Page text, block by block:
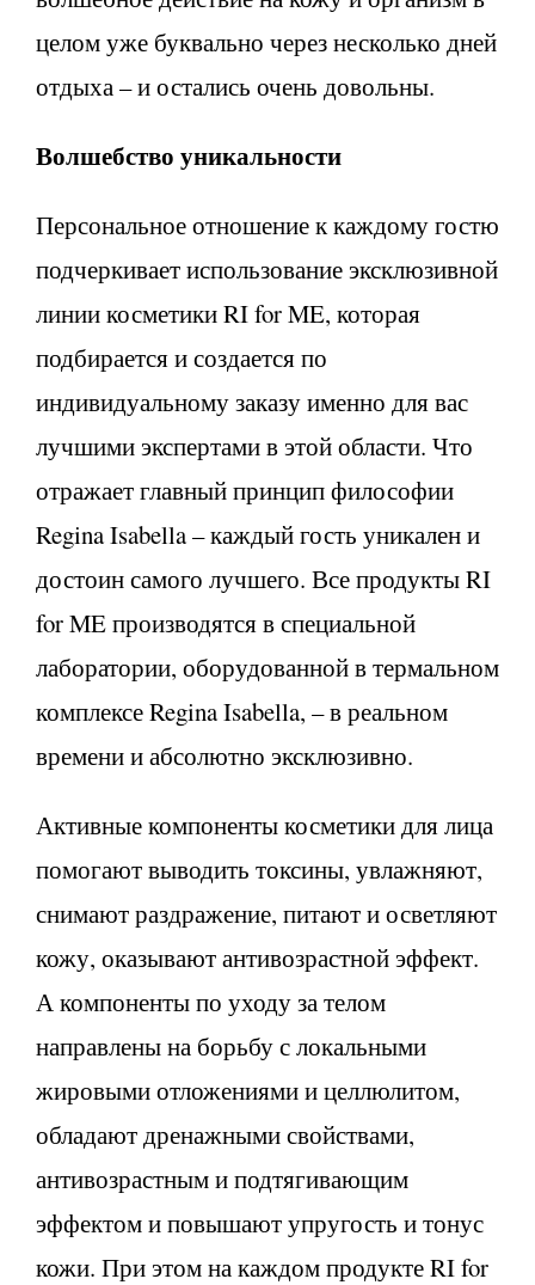
целом уже буквально через несколько дней
отдыха – и остались очень довольны.
Волшебство уникальности
Персональное отношение к каждому гостю
подчеркивает использование эксклюзивной
линии косметики RI for ME, которая
подбирается и создается по
индивидуальному заказу именно для вас
лучшими экспертами в этой области. Что
отражает главный принцип философии
Regina Isabella – каждый гость уникален и
достоин самого лучшего. Все продукты RI
for ME производятся в специальной
лаборатории, оборудованной в термальном
комплексе Regina Isabella, – в реальном
времени и абсолютно эксклюзивно.
Активные компоненты косметики для лица
помогают выводить токсины, увлажняют,
снимают раздражение, питают и осветляют
кожу, оказывают антивозрастной эффект.
А компоненты по уходу за телом
направлены на борьбу с локальными
жировыми отложениями и целлюлитом,
обладают дренажными свойствами,
антивозрастным и подтягивающим
эффектом и повышают упругость и тонус
кожи. При этом на каждом продукте RI for